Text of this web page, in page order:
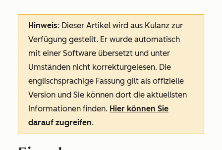
Hinweis: Dieser Artikel wird aus Kulanz zur
Verfügung gestellt. Er wurde automatisch
mit einer Software übersetzt und unter
Umständen nicht korrekturgelesen. Die
englischsprachige Fassung gilt als offizielle
Version und Sie können dort die aktuellsten
Informationen finden. Hier können Sie
darauf zugreifen.